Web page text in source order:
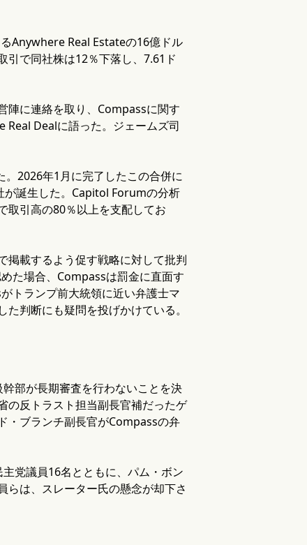
Anywhere Real Estateの16億ドル
引で同社株は12％下落し、7.61ド
陣に連絡を取り、Compassに関す
Real Dealに語った。ジェームズ司
2026年1月に完了したこの合併に
が誕生した。Capitol Forumの分析
取引高の80％以上を支配してお
掲載するよう促す戦略に対して批判
た場合、Compassは罰金に直面す
トランプ前大統領に近い弁護士マ
判断にも疑問を投げかけている。
部が長期審査を行わないことを決
の反トラスト担当副長官補だったゲ
・ブランチ副長官がCompassの弁
党議員16名とともに、パム・ボン
らは、スレーター氏の懸念が却下さ